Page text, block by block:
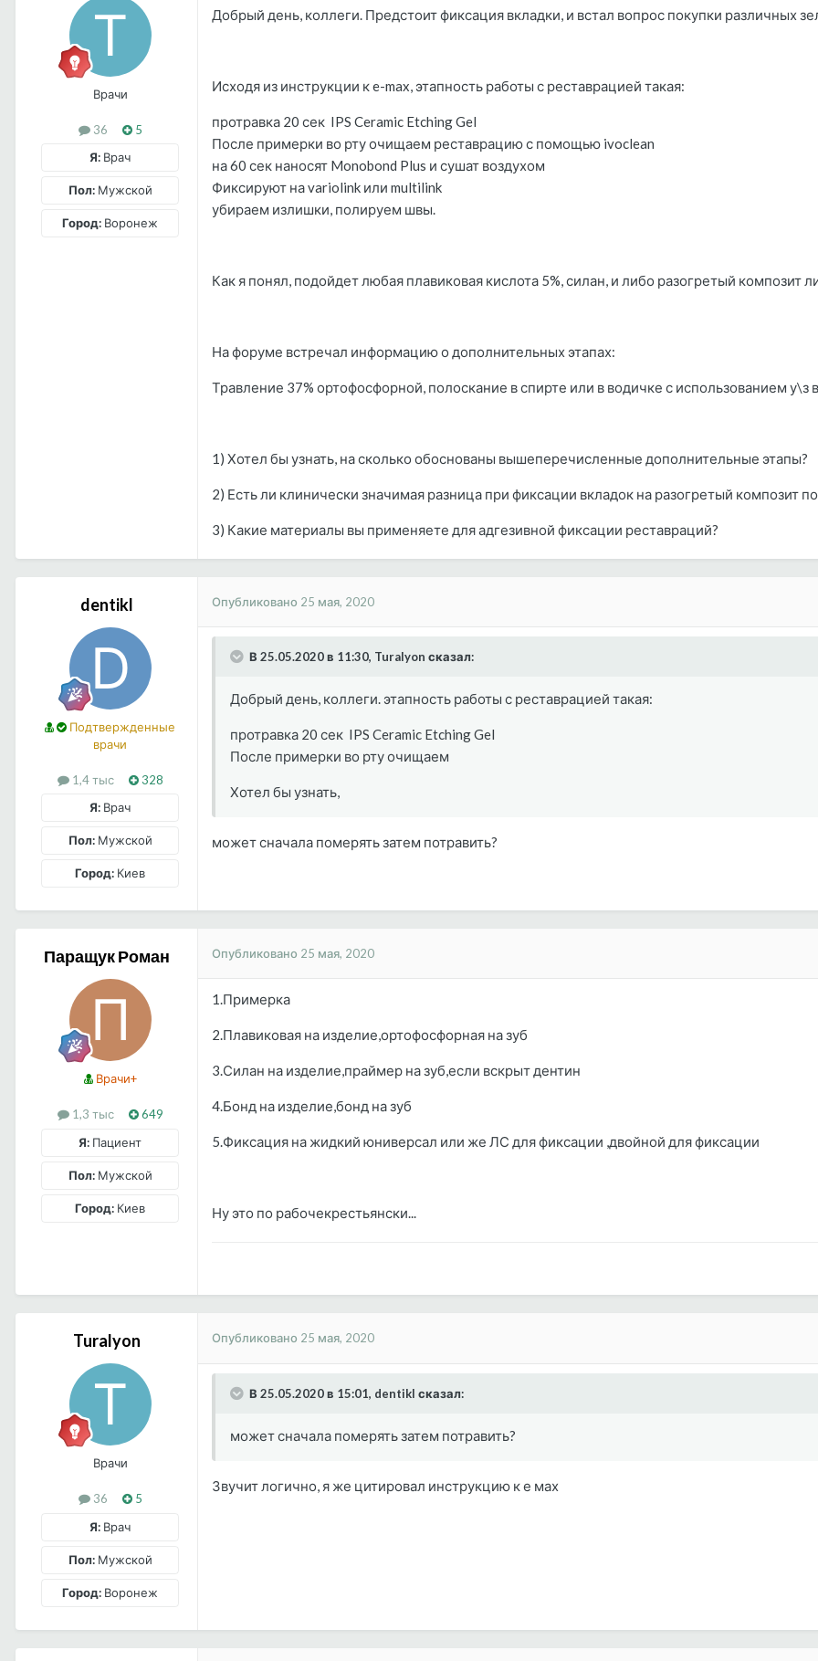
Врачи
36
5
Я: Врач
Пол:Мужской
Город: Воронеж
Добрый день, коллеги. Предстоит фиксация вкладки, и встал вопрос покупки различных
Исходя из инструкции к e-max, этапность работы с реставрацией такая:
протравка 20 сек IPS Ceramic Etching Gel
После примерки во рту очищаем реставрацию с помощью ivoclean
на 60 сек наносят Monobond Plus и сушат воздухом
Фиксируют на variolink или multilink
убираем излишки, полируем швы.
Как я понял, подойдет любая плавиковая кислота 5%, силан, и либо разогретый
На форуме встречал информацию о дополнительных этапах:
Травление 37% ортофосфорной, полоскание в спирте или в водичке с использованием у\з
1) Хотел бы узнать, на сколько обоснованы вышеперечисленные дополнительные этапы?
2) Есть ли клинически значимая разница при фиксации вкладок на разогретый
3) Какие материалы вы применяете для адгезивной фиксации реставраций?
dentikl
Подтвержденные
врачи
1,4 тыс
328
Я: Врач
Пол:Мужской
Город: Киев
Опубликовано 25 мая, 2020
В 25.05.2020 в 11:30, Turalyon сказал:
Добрый день, коллеги. этапность работы с реставрацией такая:
протравка 20 сек IPS Ceramic Etching Gel
После примерки во рту очищаем
Хотел бы узнать,
может сначала померять затем потравить?
Паращук Роман
Врачи+
1,3 тыс
649
Я: Пациент
Пол:Мужской
Город: Киев
Опубликовано 25 мая, 2020
1.Примерка
2.Плавиковая на изделие,ортофосфорная на зуб
3.Силан на изделие,праймер на зуб,если вскрыт дентин
4.Бонд на изделие,бонд на зуб
5.Фиксация на жидкий юниверсал или же ЛС для фиксации ,двойной для фиксации
Ну это по рабочекрестьянски...
Turalyon
Врачи
36
5
Я: Врач
Пол:Мужской
Город: Воронеж
Опубликовано 25 мая, 2020
В 25.05.2020 в 15:01, dentikl сказал:
может сначала померять затем потравить?
Звучит логично, я же цитировал инструкцию к е мах